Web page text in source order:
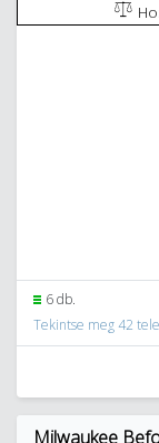
6 db.
Tekintse meg 42
Milwaukee